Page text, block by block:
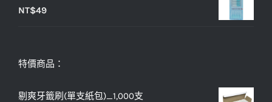
NT$49
特價商品：
剔爽牙籤刷(單支紙包)_1,000支